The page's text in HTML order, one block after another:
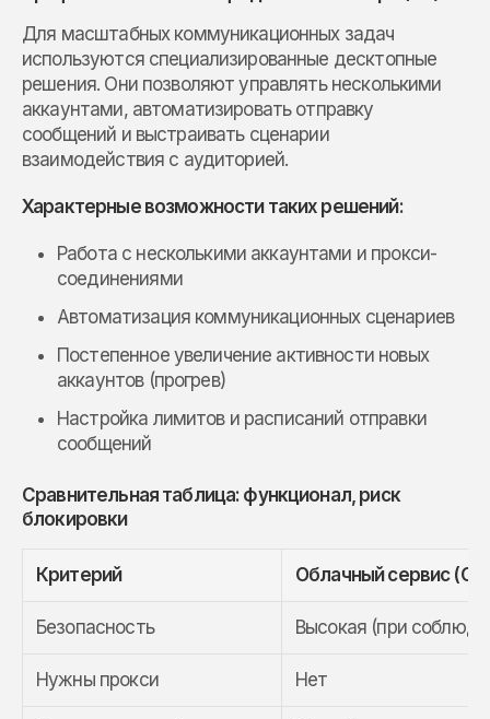
Для масштабных коммуникационных задач
используются специализированные десктопные
решения. Они позволяют управлять несколькими
аккаунтами, автоматизировать отправку
сообщений и выстраивать сценарии
взаимодействия с аудиторией.
Характерные возможности таких решений:
Работа с несколькими аккаунтами и прокси-
соединениями
Автоматизация коммуникационных сценариев
Постепенное увеличение активности новых
аккаунтов (прогрев)
Настройка лимитов и расписаний отправки
сообщений
Сравнительная таблица: функционал, риск
блокировки
Критерий Облачный сервис
Безопасность Высокая (при
Нужны прокси Нет